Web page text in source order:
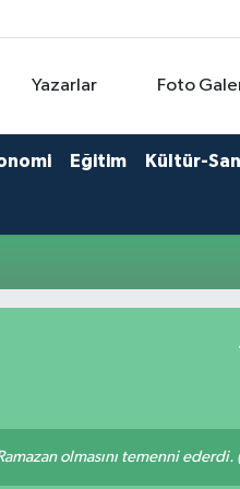
Yazarlar Foto
Eğitim Kültür-
olmasını temenni ederdi.